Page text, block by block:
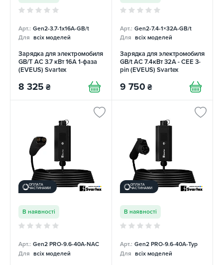
Арт.: Gen2-3.7-1x16A-GB/t
Для всіх моделей
Зарядка для электромобиля
GB/T AC 3.7 кВт 16А 1-фаза
(EVEUS) Svartex
8 325 ₴
Арт.: Gen2-7.4-1×32А-GB/t
Для всіх моделей
Зарядка для электромобиля
GB/t AC 7.4кВт 32А - CEE 3-
pin (EVEUS) Svartex
9 750 ₴
ОПЛАТА
ЧАСТИНАМИ
В наявності
Арт.: Gen2 PRO-9.6-40А-NAC
Для всіх моделей
ОПЛАТА
ЧАСТИНАМИ
В наявності
Арт.: Gen2 PRO-9.6-40А-Typ
Для всіх моделей